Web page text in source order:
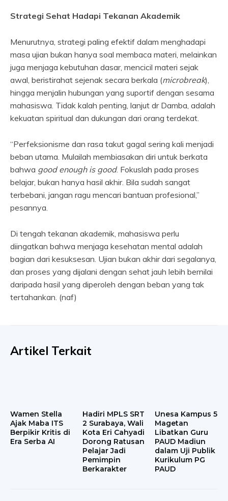
Strategi Sehat Hadapi Tekanan Akademik
Menurutnya, strategi paling efektif dalam menghadapi
masa ujian bukan hanya soal membaca materi, melainkan
juga menjaga kebutuhan dasar, mencicil materi sejak
awal, beristirahat sejenak secara berkala (microbreak),
hingga menjalin hubungan yang suportif dengan sesama
mahasiswa. Tidak kalah penting, lanjut dr Damba, adalah
kekuatan spiritual dan dukungan dari orang terdekat.
“Perfeksionisme dan rasa takut gagal sering kali menjadi
beban utama. Mulailah membiasakan diri untuk berkata
bahwa good enough is good. Fokuslah pada proses
belajar, bukan hanya hasil akhir. Bila sudah sangat
terbebani, jangan ragu mencari bantuan profesional,”
pesannya.
Di tengah tekanan akademik, mahasiswa perlu
diingatkan bahwa menjaga kesehatan mental adalah
bagian dari kesuksesan. Ujian bukan akhir dari segalanya,
dan proses yang dijalani dengan sehat jauh lebih bernilai
daripada hasil yang diperoleh dengan beban yang tak
tertahankan. (naf)
Artikel Terkait
Wamen Stella
Ajak Maba ITS
Berpikir Kritis di
Era Serba AI
Hadiri MPLS SRT
2 Surabaya, Wali
Kota Eri Cahyadi
Dorong Ratusan
Pelajar Jadi
Pemimpin
Berkarakter
Unesa Kampus 5
Magetan
Libatkan Guru
PAUD Madiun
dalam Uji Publik
Kurikulum PG
PAUD